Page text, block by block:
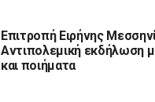
Επιτροπή Ειρήνης
Αντιπολεμική εκδήλωση
και ποιήματα